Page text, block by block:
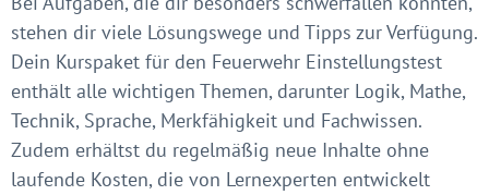
stehen dir viele Lösungswege und Tipps zur Verfügung.
Dein Kurspaket für den Feuerwehr Einstellungstest
enthält alle wichtigen Themen, darunter Logik, Mathe,
Technik, Sprache, Merkfähigkeit und Fachwissen.
Zudem erhältst du regelmäßig neue Inhalte ohne
laufende Kosten, die von Lernexperten entwickelt